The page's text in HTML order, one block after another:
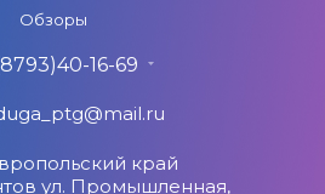
Обзоры
16-69
край
ул. Промышленная,